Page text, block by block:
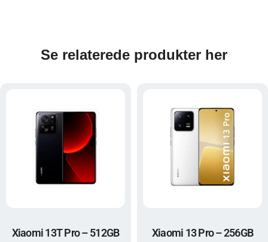
Se relaterede produkter her
Xiaomi 13T Pro – 512GB Xiaomi 13 Pro – 256GB